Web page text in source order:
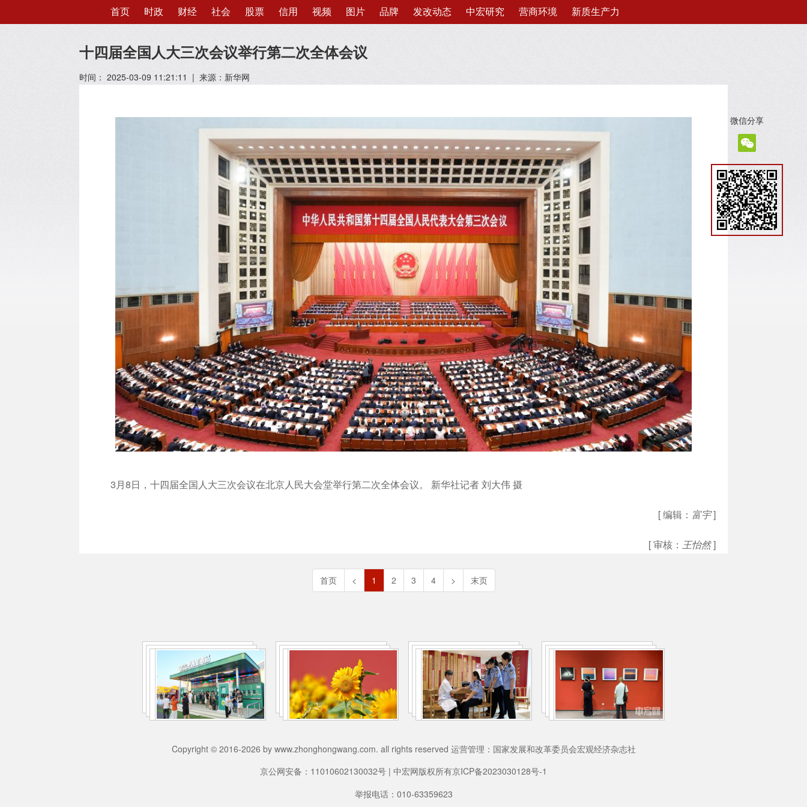
微信分享
首页 时政 财经 社会 股票 信用 视频 图片 品牌 发改动态 中宏研究 营商环境 新质生产力
十四届全国人大三次会议举行第二次全体会议
时间： 2025-03-09 11:21:11 | 来源：新华网
3月8日，十四届全国人大三次会议在北京人民大会堂举行第二次全体会议。 新华社记者 刘大伟 摄
[ 编辑： 富宇]
[ 审核： 王怡然]
首页 < 1 2 3 4 > 末页
Copyright © 2016-2026 by www.zhonghongwang.com. all rights reserved 运营管理：国家发展和改革委员会宏观经济杂志社
京公网安备：11010602130032号 | 中宏网版权所有京ICP备2023030128号-1
举报电话：010-63359623